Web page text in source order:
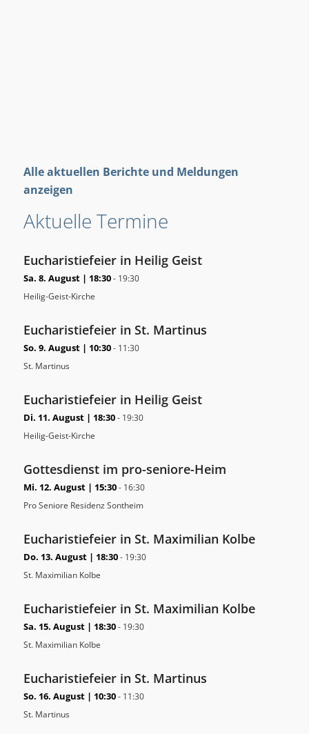
Alle aktuellen Berichte und Meldungen
anzeigen
Aktuelle Termine
Eucharistiefeier in Heilig Geist
Sa. 8. August | 18:30- 19:30
Heilig-Geist-Kirche
Eucharistiefeier in St. Martinus
So. 9. August | 10:30- 11:30
St. Martinus
Eucharistiefeier in Heilig Geist
Di. 11. August | 18:30- 19:30
Heilig-Geist-Kirche
Gottesdienst im pro-seniore-Heim
Mi. 12. August | 15:30- 16:30
Pro Seniore Residenz Sontheim
Eucharistiefeier in St. Maximilian Kolbe
Do. 13. August | 18:30- 19:30
St. Maximilian Kolbe
Eucharistiefeier in St. Maximilian Kolbe
Sa. 15. August | 18:30- 19:30
St. Maximilian Kolbe
Eucharistiefeier in St. Martinus
So. 16. August | 10:30- 11:30
St. Martinus